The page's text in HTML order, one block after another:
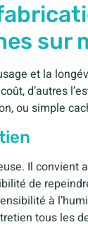
sur
et la
d’autres
ou simple
Il convient
de
à
tous les